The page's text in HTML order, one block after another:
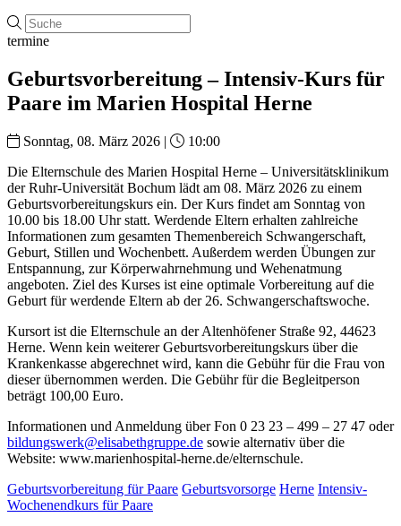
termine
Geburtsvorbereitung – Intensiv-Kurs für
Paare im Marien Hospital Herne
Sonntag, 08. März 2026 |
10:00
Die Elternschule des Marien Hospital Herne – Universitätsklinikum
der Ruhr-Universität Bochum lädt am 08. März 2026 zu einem
Geburtsvorbereitungskurs ein. Der Kurs findet am Sonntag von
10.00 bis 18.00 Uhr statt. Werdende Eltern erhalten zahlreiche
Informationen zum gesamten Themenbereich Schwangerschaft,
Geburt, Stillen und Wochenbett. Außerdem werden Übungen zur
Entspannung, zur Körperwahrnehmung und Wehenatmung
angeboten. Ziel des Kurses ist eine optimale Vorbereitung auf die
Geburt für werdende Eltern ab der 26. Schwangerschaftswoche.
Kursort ist die Elternschule an der Altenhöfener Straße 92, 44623
Herne. Wenn kein weiterer Geburtsvorbereitungskurs über die
Krankenkasse abgerechnet wird, kann die Gebühr für die Frau von
dieser übernommen werden. Die Gebühr für die Begleitperson
beträgt 100,00 Euro.
Informationen und Anmeldung über Fon 0 23 23 – 499 – 27 47 oder
bildungswerk@elisabethgruppe.de sowie alternativ über die
Website: www.marienhospital-herne.de/elternschule.
Geburtsvorbereitung für Paare Geburtsvorsorge Herne Intensiv-
Wochenendkurs für Paare